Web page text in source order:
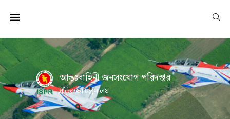
আন্তঃবাহিনী জনসংযোগ পরিদপ্তর
প্রতিরক্ষা মন্ত্রণালয়